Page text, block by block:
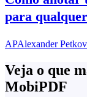
para
APAlexander Petkov
Veja o que
MobiPDF